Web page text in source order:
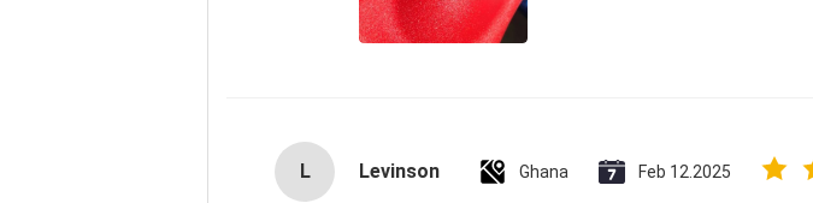
L Levinson Ghana Feb 12.2025